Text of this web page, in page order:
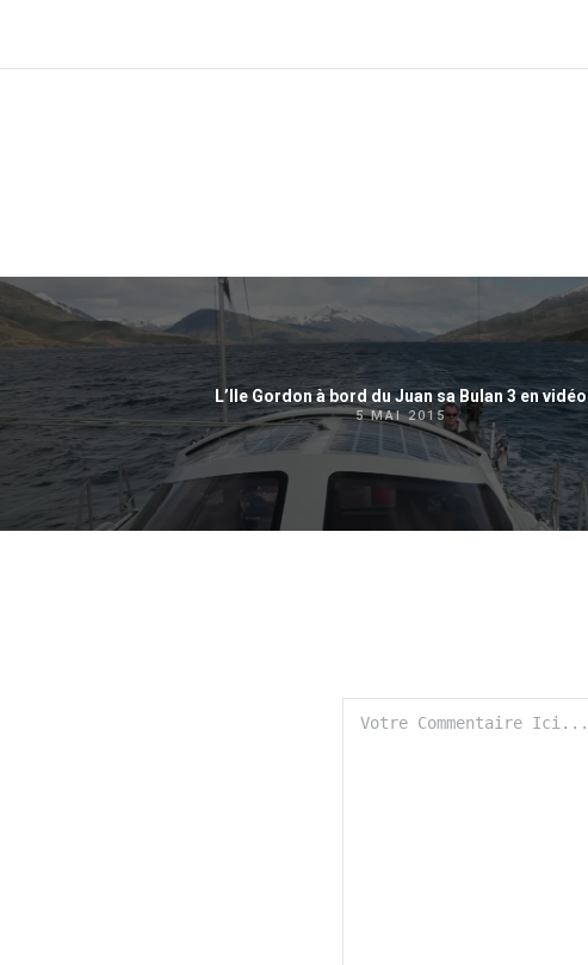
L’Ile Gordon à bord du Juan sa Bulan 3 en vidéo
5 MAI 2015